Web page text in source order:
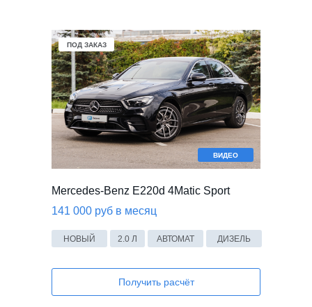
В НАЛИЧИИ
ПОД ЗАКАЗ
В НАЛИЧИИ
Mercedes-Benz E220d 4Matic Sport
141 000 руб в месяц
Получить расчёт
2.0 Л АВТОМАТ ДИЗЕЛЬ
НОВЫЙ
ПОД ЗАКАЗ
ВИДЕО